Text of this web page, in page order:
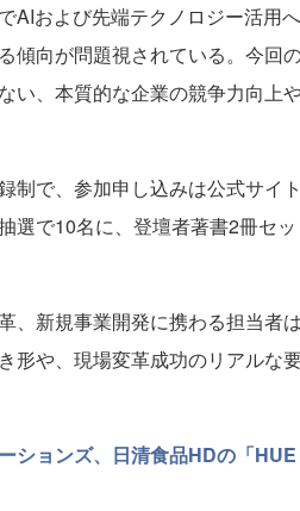
AIおよび先端テクノロジー活用
傾向が問題視されている。今回
い、本質的な企業の競争力向上
制で、参加申し込みは公式サイ
選で10名に、登壇者著書2冊セ
、新規事業開発に携わる担当者
形や、現場変革成功のリアルな
ションズ、日清食品HDの「